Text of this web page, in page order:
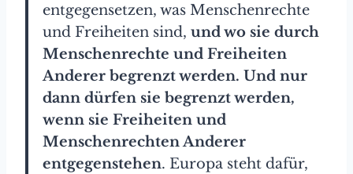
entgegensetzen, was Menschenrechte
und Freiheiten sind, und wo sie durch
Menschenrechte und Freiheiten
Anderer begrenzt werden. Und nur
dann dürfen sie begrenzt werden,
wenn sie Freiheiten und
Menschenrechten Anderer
entgegenstehen. Europa steht dafür,